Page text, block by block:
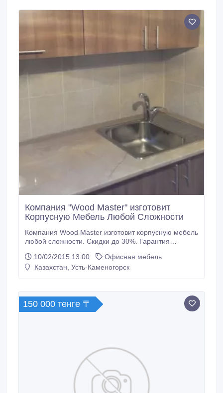
Компания "Wood Master" изготовит
Корпусную Мебель Любой Сложности
Компания Wood Master изготовит корпусную мебель
любой сложности. Скидки до 30%. Гарантия
польского производства, квалифицированные
дизайнеры и опытные сборщики. Акции
единовременном.
10/02/2015 13:00
Офисная мебель
Казахстан, Усть-Каменогорск
150 000 тенге 〒